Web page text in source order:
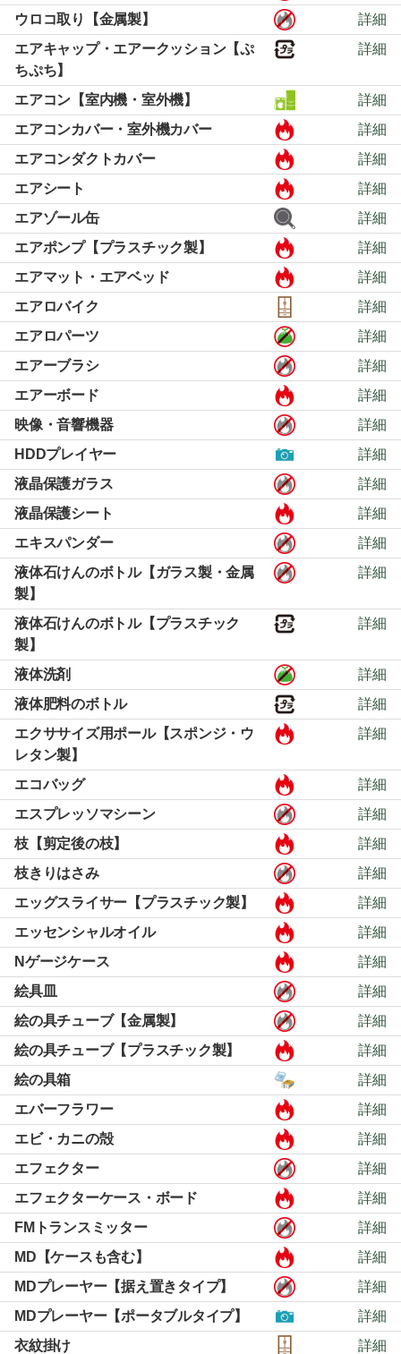
ウロコ取り【金属製】
詳細
エアキャップ・エアークッション【ぷ
ちぷち】
詳細
エアコン【室内機・室外機】
詳細
エアコンカバー・室外機カバー
詳細
エアコンダクトカバー
詳細
エアシート
詳細
エアゾール缶
詳細
エアポンプ【プラスチック製】
詳細
エアマット・エアベッド
詳細
エアロバイク
詳細
エアロパーツ
詳細
エアーブラシ
詳細
エアーボード
詳細
映像・音響機器
詳細
HDDプレイヤー
詳細
液晶保護ガラス
詳細
液晶保護シート
詳細
エキスパンダー
詳細
液体石けんのボトル【ガラス製・金属
製】
詳細
液体石けんのボトル【プラスチック
製】
詳細
液体洗剤
詳細
液体肥料のボトル
詳細
エクササイズ用ポール【スポンジ・ウ
レタン製】
詳細
エコバッグ
詳細
エスプレッソマシーン
詳細
枝【剪定後の枝】
詳細
枝きりはさみ
詳細
エッグスライサー【プラスチック製】
詳細
エッセンシャルオイル
詳細
Nゲージケース
詳細
絵具皿
詳細
絵の具チューブ【金属製】
詳細
絵の具チューブ【プラスチック製】
詳細
絵の具箱
詳細
エバーフラワー
詳細
エビ・カニの殻
詳細
エフェクター
詳細
エフェクターケース・ボード
詳細
FMトランスミッター
詳細
MD【ケースも含む】
詳細
MDプレーヤー【据え置きタイプ】
詳細
MDプレーヤー【ポータブルタイプ】
詳細
衣紋掛け
詳細